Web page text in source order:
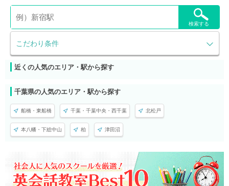
こだわり条件
検索する
近くの人気のエリア・駅から探す
千葉県の人気のエリア・駅から探す
船橋・東船橋 千葉・千葉中央・西千葉 北松戸
本八幡・下総中山 柏 津田沼